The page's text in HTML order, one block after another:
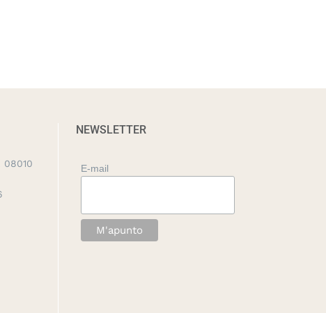
08010
NEWSLETTER
E-mail